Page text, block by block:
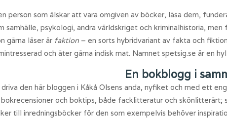
person som älskar att vara omgiven av böcker, läsa dem,
samhälle, psykologi, andra världskriget och kriminalhistoria,
gärna läser är faktion – en sorts hybridvariant av fakta och
och äter gärna indisk mat. Namnet spetsig.se är en
En bokblogg i
den här bloggen i Kåkå Olsens anda, nyfiket och med ett
och boktips, både facklitteratur och
till inredningsböcker för den som exempelvis behöver